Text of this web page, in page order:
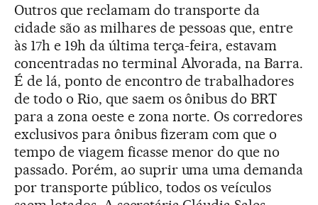
Outros que reclamam do transporte da
cidade são as milhares de pessoas que, entre
às 17h e 19h da última terça-feira, estavam
concentradas no terminal Alvorada, na Barra.
É de lá, ponto de encontro de trabalhadores
de todo o Rio, que saem os ônibus do BRT
para a zona oeste e zona norte. Os corredores
exclusivos para ônibus fizeram com que o
tempo de viagem ficasse menor do que no
passado. Porém, ao suprir uma uma demanda
por transporte público, todos os veículos